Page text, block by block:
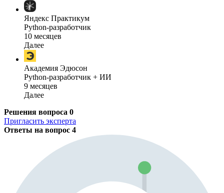
Яндекс Практикум
Python-разработчик
10 месяцев
Далее
Академия Эдюсон
Python-разработчик + ИИ
9 месяцев
Далее
Решения вопроса 0
Пригласить эксперта
Ответы на вопрос 4